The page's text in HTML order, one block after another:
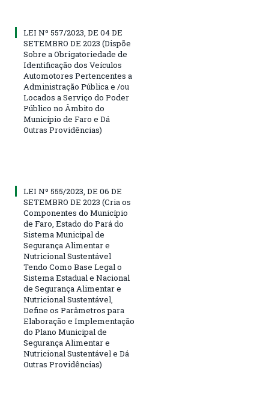
LEI Nº 557/2023, DE 04 DE
SETEMBRO DE 2023 (Dispõe
Sobre a Obrigatoriedade de
Identificação dos Veículos
Automotores Pertencentes a
Administração Pública e /ou
Locados a Serviço do Poder
Público no Âmbito do
Município de Faro e Dá
Outras Providências)
LEI Nº 555/2023, DE 06 DE
SETEMBRO DE 2023 (Cria os
Componentes do Município
de Faro, Estado do Pará do
Sistema Municipal de
Segurança Alimentar e
Nutricional Sustentável
Tendo Como Base Legal o
Sistema Estadual e Nacional
de Segurança Alimentar e
Nutricional Sustentável,
Define os Parâmetros para
Elaboração e Implementação
do Plano Municipal de
Segurança Alimentar e
Nutricional Sustentável e Dá
Outras Providências)